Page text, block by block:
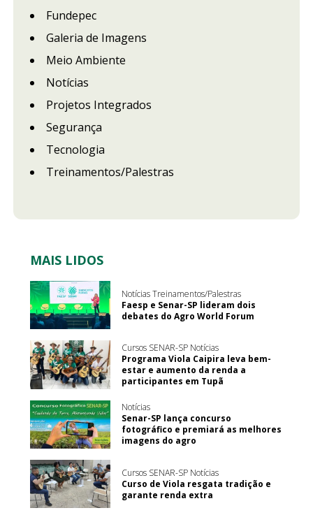
Fundepec
Galeria de Imagens
Meio Ambiente
Notícias
Projetos Integrados
Segurança
Tecnologia
Treinamentos/Palestras
MAIS LIDOS
Notícias Treinamentos/Palestras
Faesp e Senar-SP lideram dois
debates do Agro World Forum
Cursos SENAR-SP Notícias
Programa Viola Caipira leva bem-
estar e aumento da renda a
participantes em Tupã
Notícias
Senar-SP lança concurso
fotográfico e premiará as melhores
imagens do agro
Cursos SENAR-SP Notícias
Curso de Viola resgata tradição e
garante renda extra